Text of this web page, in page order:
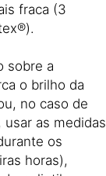
fraca (3
sobre a
o brilho da
no caso de
as medidas
os
horas),